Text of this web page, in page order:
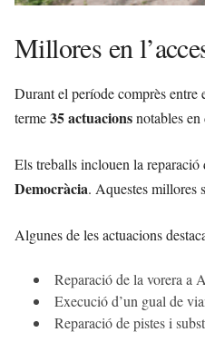
Millores en
Durant el període comprès entre
terme35 actuacionsnotables
Els treballs inclouen la reparació
Democràcia. Aquestes millores
Algunes de les actuacions
Reparació de la vorera a
Execució d’un gual de
Reparació de pistes i